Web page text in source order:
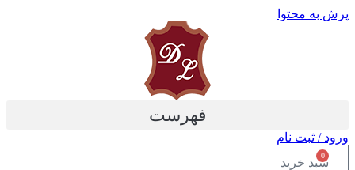
پرش به محتوا
فهرست
ورود / ثبت نام
0
سبد خرید